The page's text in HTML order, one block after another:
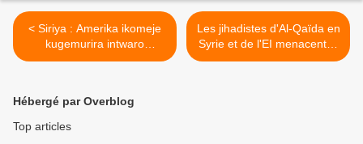
< Siriya : Amerika ikomeje
kugemurira intwaro
abarwanya ubutegetsi
Les jihadistes d'Al-Qaïda en
Syrie et de l'EI menacent la
Russie >
Hébergé par Overblog
Top articles